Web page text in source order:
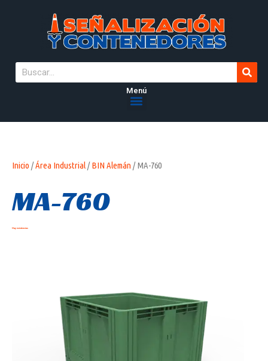
Menú
Inicio /Área Industrial/BIN Alemán / MA-760
MA-760
Hay existencias